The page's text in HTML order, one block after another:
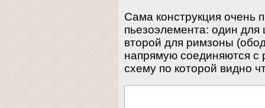
Сама конструкция очень
пьезоэлемента: один для
второй для римзоны
напрямую соединяются
схему по которой видно